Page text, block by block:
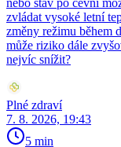
nebo stav po cévní
zvládat vysoké letní
změny režimu během
může riziko dále
nejvíc snížit?
Plné zdraví
7. 8. 2026, 19:43
5 min